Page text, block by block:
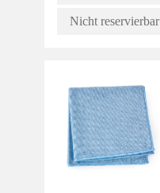
Nicht reservierbar